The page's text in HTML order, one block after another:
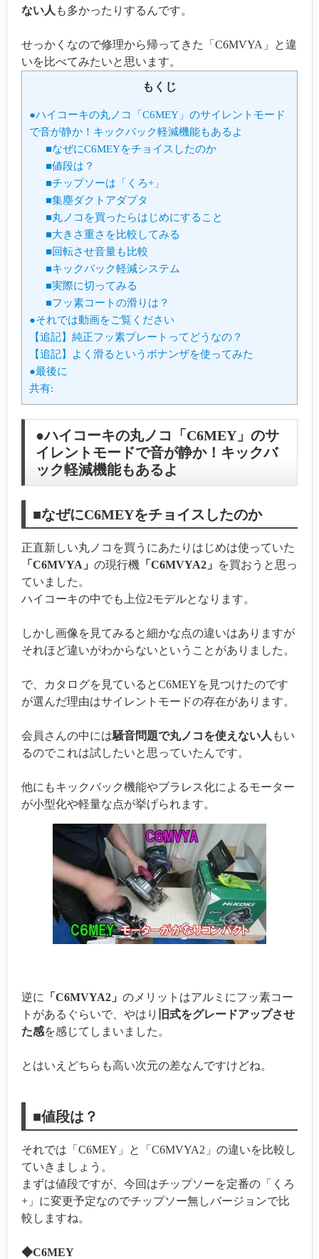
ない人 も多かったりするんです。
せっかくなので修理から帰ってきた「C6MVYA」と違
いを比べてみたいと思います。
もくじ
●ハイコーキの丸ノコ「C6MEY」のサイレントモード
で音が静か！キックバック軽減機能もあるよ
■なぜにC6MEYをチョイスしたのか
■値段は？
■チップソーは「くろ+」
■集塵ダクトアダプタ
■丸ノコを買ったらはじめにすること
■大きさ重さを比較してみる
■回転させ音量も比較
■キックバック軽減システム
■実際に切ってみる
■フッ素コートの滑りは？
●それでは動画をご覧ください
【追記】純正フッ素プレートってどうなの？
【追記】よく滑るというボナンザを使ってみた
●最後に
共有:
●ハイコーキの丸ノコ「C6MEY」のサ
イレントモードで音が静か！キックバ
ック軽減機能もあるよ
■なぜにC6MEYをチョイスしたのか
正直新しい丸ノコを買うにあたりはじめは使っていた
「C6MVYA」 の現行機「C6MVYA2」
を買おうと思っ
ていました。
ハイコーキの中でも上位2モデルとなります。
しかし画像を見てみると細かな点の違いはありますが
それほど違いがわからないということがありました。
で、カタログを見ているとC6MEYを見つけたのです
が選んだ理由はサイレントモードの存在があります。
会員さんの中には騒音問題で丸ノコを使えない人 もい
るのでこれは試したいと思っていたんです。
他にもキックバック機能やブラレス化によるモーター
が小型化や軽量な点が挙げられます。
逆に 「C6MVYA2」 のメリットはアルミにフッ素コー
トがあるぐらいで、やはり
旧式をグレードアップさせ
た感を感じてしまいました。
とはいえどちらも高い次元の差なんですけどね。
■値段は？
それでは「C6MEY」と「C6MVYA2」の違いを比較し
ていきましょう。
まずは値段ですが、今回はチップソーを定番の「くろ
+」に変更予定なのでチップソー無しバージョンで比
較しますね。
◆C6MEY